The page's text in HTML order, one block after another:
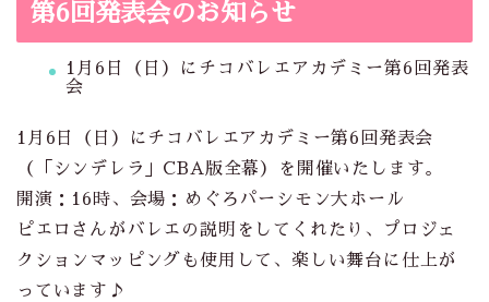
第6回発表会のお知らせ
1月6日（日）にチコバレエアカデミー第6回発表
会
1月6日（日）にチコバレエアカデミー第6回発表会
（「シンデレラ」CBA版全幕）を開催いたします。
開演：16時、会場：めぐろパーシモン大ホール
ピエロさんがバレエの説明をしてくれたり、プロジェ
クションマッピングも使用して、楽しい舞台に仕上が
っています♪